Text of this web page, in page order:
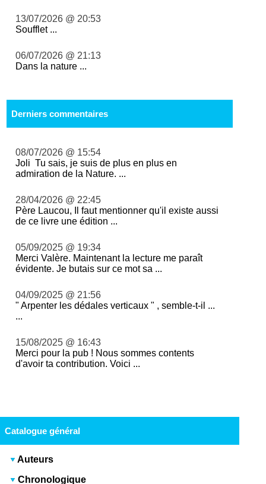
13/07/2026 @ 20:53
Soufflet ...
06/07/2026 @ 21:13
Dans la nature ...
Derniers commentaires
08/07/2026 @ 15:54
Joli Tu sais, je suis de plus en plus en
admiration de la Nature. ...
28/04/2026 @ 22:45
Père Laucou, Il faut mentionner qu'il existe aussi
de ce livre une édition ...
05/09/2025 @ 19:34
Merci Valère. Maintenant la lecture me paraît
évidente. Je butais sur ce mot sa ...
04/09/2025 @ 21:56
" Arpenter les dédales verticaux " , semble-t-il ...
...
15/08/2025 @ 16:43
Merci pour la pub ! Nous sommes contents
d'avoir ta contribution. Voici ...
Catalogue général
Auteurs
Chronologique